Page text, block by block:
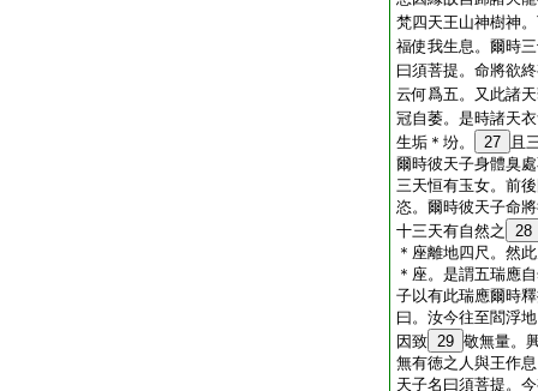
梵四天王山神樹神
福使我生息。爾時
曰須菩提。命將欲
云何爲五。又此諸
冠自萎。是時諸天
生垢＊坋。
27
且
爾時彼天子身體臭
三天恒有玉女。前
恣。爾時彼天子命
十三天有自然之
28
＊座離地四尺。然
＊座。是謂五瑞應
子以有此瑞應爾時
曰。汝今往至閻浮
因致 29 敬無量。
無有徳之人與王作
天子名曰須菩提。